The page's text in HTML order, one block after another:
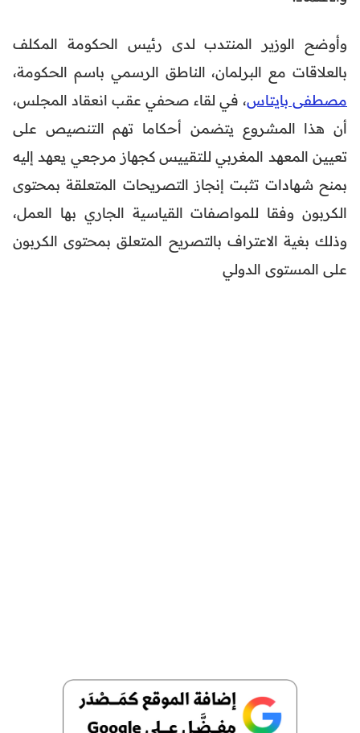
وأوضح الوزير المنتدب لدى رئيس الحكومة المكلف
بالعلاقات مع البرلمان، الناطق الرسمي باسم الحكومة،
مصطفى بايتاس، في لقاء صحفي عقب انعقاد المجلس،
أن هذا المشروع يتضمن أحكاما تهم التنصيص على
تعيين المعهد المغربي للتقييس كجهاز مرجعي يعهد إليه
بمنح شهادات تثبت إنجاز التصريحات المتعلقة بمحتوى
الكربون وفقا للمواصفات القياسية الجاري بها العمل،
وذلك بغية الاعتراف بالتصريح المتعلق بمحتوى الكربون
على المستوى الدولي